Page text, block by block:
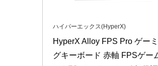
ハイパーエックス(HyperX)
HyperX Alloy FPS Pro ゲー
グキーボード 赤軸 FPSゲー